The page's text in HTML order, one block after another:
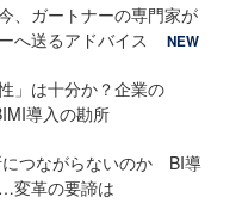
、ガートナーの専門家が
へ送るアドバイス
NEW
」は十分か？企業の
導入の勘所
につながらないのか BI導
変革の要諦は